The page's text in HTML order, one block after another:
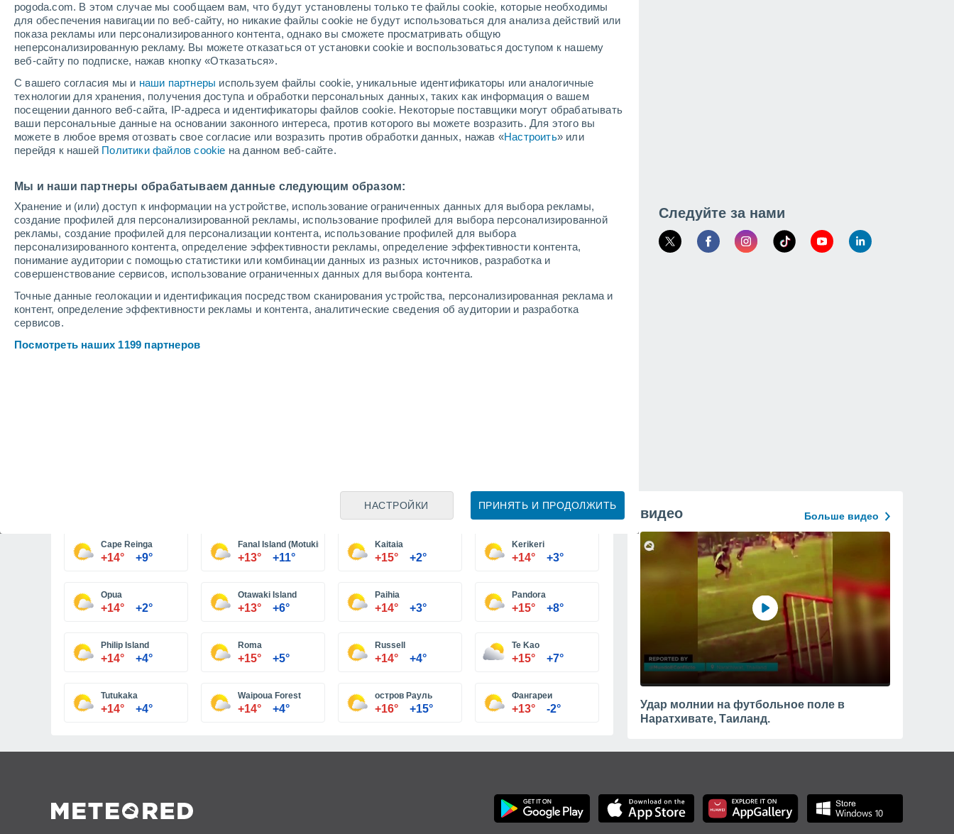
pogoda.com. В этом случае мы сообщаем вам, что будут установлены только те файлы cookie, которые необходимы
для обеспечения навигации по веб-сайту, но никакие файлы cookie не будут использоваться для анализа действий или
показа рекламы или персонализированного контента, однако вы сможете просматривать общую
неперсонализированную рекламу. Вы можете отказаться от установки cookie и воспользоваться доступом к нашему
веб-сайту по подписке, нажав кнопку «Отказаться».
С вашего согласия мы и наши партнеры используем файлы cookie, уникальные идентификаторы или аналогичные
технологии для хранения, получения доступа и обработки персональных данных, таких как информация о вашем
посещении данного веб-сайта, IP-адреса и идентификаторы файлов cookie. Некоторые поставщики могут обрабатывать
ваши персональные данные на основании законного интереса, против которого вы можете возразить. Для этого вы
можете в любое время отозвать свое согласие или возразить против обработки данных, нажав «Настроить» или
перейдя к нашей Политики файлов cookie на данном веб-сайте.
Мы и наши партнеры обрабатываем данные следующим образом:
Хранение и (или) доступ к информации на устройстве, использование ограниченных данных для выбора рекламы,
создание профилей для персонализированной рекламы, использование профилей для выбора персонализированной
рекламы, создание профилей для персонализации контента, использование профилей для выбора
персонализированного контента, определение эффективности рекламы, определение эффективности контента,
понимание аудитории с помощью статистики или комбинации данных из разных источников, разработка и
совершенствование сервисов, использование ограниченных данных для выбора контента.
Точные данные геолокации и идентификация посредством сканирования устройства, персонализированная реклама и
контент, определение эффективности рекламы и контента, аналитические сведения об аудитории и разработка
сервисов.
Посмотреть наших 1199 партнеров
ПРИНЯТЬ И ПРОДОЛЖИТЬ
НАСТРОЙКИ
+14°
+14°
+4°
Tutukaka
+15°
+14°
+11°
Leaflet |©OpenStreetMap|ECMWF
Следуйте за нами
Cape Reinga
+14° +9°
Fanal Island (Motukino)
+13° +11°
Kaitaia
+15° +2°
Kerikeri
+14° +3°
Opua
+14° +2°
Otawaki Island
+13° +6°
Paihia
+14° +3°
Pandora
+15° +8°
Philip Island
+14° +4°
Roma
+15° +5°
Russell
+14° +4°
Te Kao
+15° +7°
Tutukaka
+14° +4°
Waipoua Forest
+14° +4°
остров Рауль
+16° +15°
Фангареи
+13° -2°
видео Больше видео
Удар молнии на футбольное поле в
Наратхивате, Таиланд.